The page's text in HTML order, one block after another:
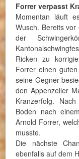
Forrer verpasst
Momentan läuft
Wusch. Bereits
der
Ricken zu
Forrer einen
seine Gegner
den Appenzeller
Kranzerfolg.
Boden nach
Arnold Forrer,
musste.
Die nächste
ebenfalls auf dem